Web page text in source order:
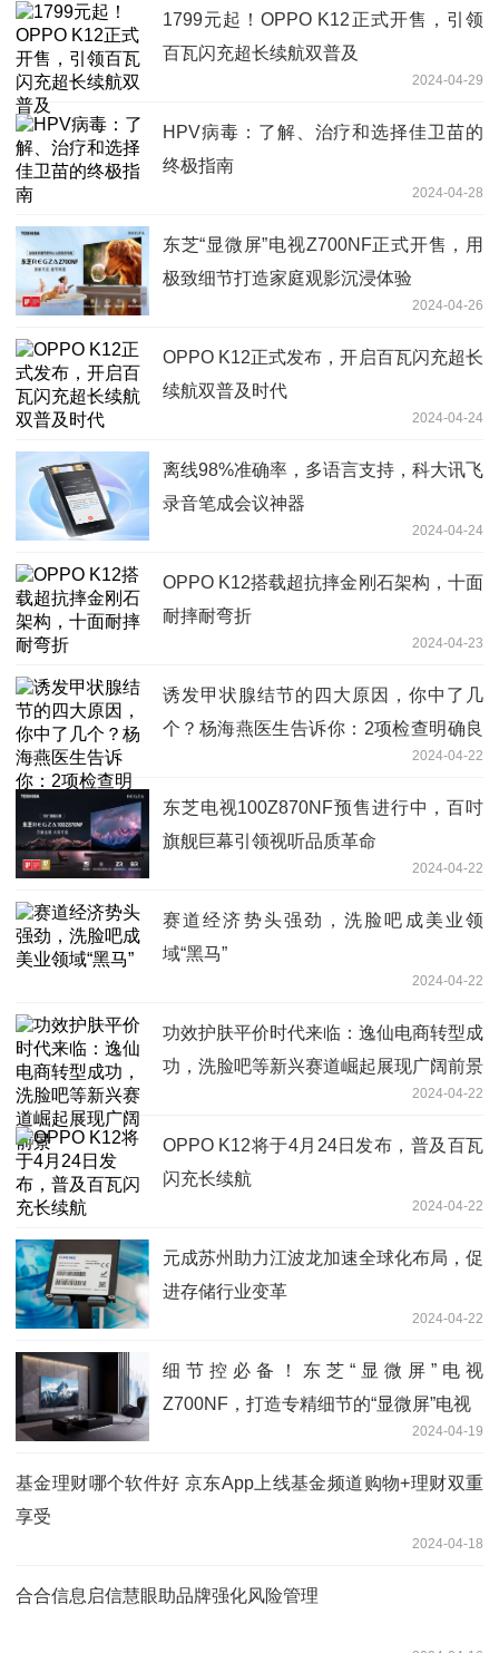
1799元起！OPPO K12正式开售，引领
百瓦闪充超长续航双普及
2024-04-29
HPV病毒：了解、治疗和选择佳卫苗的
终极指南
2024-04-28
东芝“显微屏”电视Z700NF正式开售，用
极致细节打造家庭观影沉浸体验
2024-04-26
OPPO K12正式发布，开启百瓦闪充超长
续航双普及时代
2024-04-24
离线98%准确率，多语言支持，科大讯飞
录音笔成会议神器
2024-04-24
OPPO K12搭载超抗摔金刚石架构，十面
耐摔耐弯折
2024-04-23
诱发甲状腺结节的四大原因，你中了几
个？杨海燕医生告诉你：2项检查明确良
2024-04-22
东芝电视100Z870NF预售进行中，百吋
旗舰巨幕引领视听品质革命
2024-04-22
赛道经济势头强劲，洗脸吧成美业领
域“黑马”
2024-04-22
功效护肤平价时代来临：逸仙电商转型成
功，洗脸吧等新兴赛道崛起展现广阔前景
2024-04-22
OPPO K12将于4月24日发布，普及百瓦
闪充长续航
2024-04-22
元成苏州助力江波龙加速全球化布局，促
进存储行业变革
2024-04-22
细节控必备！东芝“显微屏”电视
Z700NF，打造专精细节的“显微屏”电视
2024-04-19
基金理财哪个软件好 京东App上线基金频道购物+理财双重
享受
2024-04-18
合合信息启信慧眼助品牌强化风险管理